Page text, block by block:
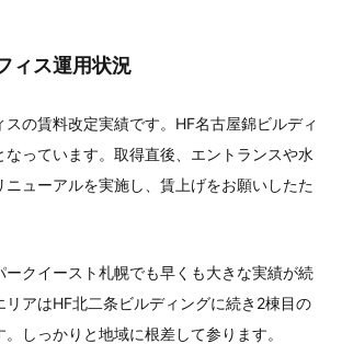
ィス運用状況
の賃料改定実績です。HF名古屋錦ビルディ
なっています。取得直後、エントランスや水
ニューアルを実施し、賃上げをお願いしたた
ークイースト札幌でも早くも大きな実績が続
リアはHF北二条ビルディングに続き2棟目の
しっかりと地域に根差して参ります。